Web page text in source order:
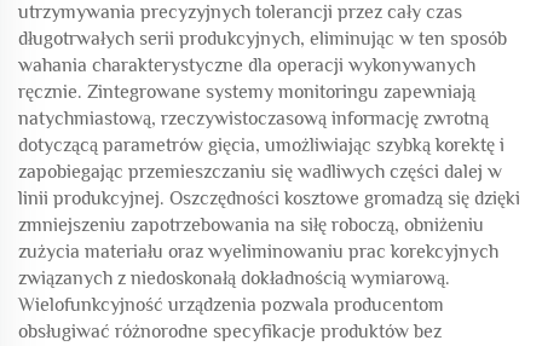
utrzymywania precyzyjnych tolerancji przez cały czas
długotrwałych serii produkcyjnych, eliminując w ten sposób
wahania charakterystyczne dla operacji wykonywanych
ręcznie. Zintegrowane systemy monitoringu zapewniają
natychmiastową, rzeczywistoczasową informację zwrotną
dotyczącą parametrów gięcia, umożliwiając szybką korektę i
zapobiegając przemieszczaniu się wadliwych części dalej w
linii produkcyjnej. Oszczędności kosztowe gromadzą się dzięki
zmniejszeniu zapotrzebowania na siłę roboczą, obniżeniu
zużycia materiału oraz wyeliminowaniu prac korekcyjnych
związanych z niedoskonałą dokładnością wymiarową.
Wielofunkcyjność urządzenia pozwala producentom
obsługiwać różnorodne specyfikacje produktów bez